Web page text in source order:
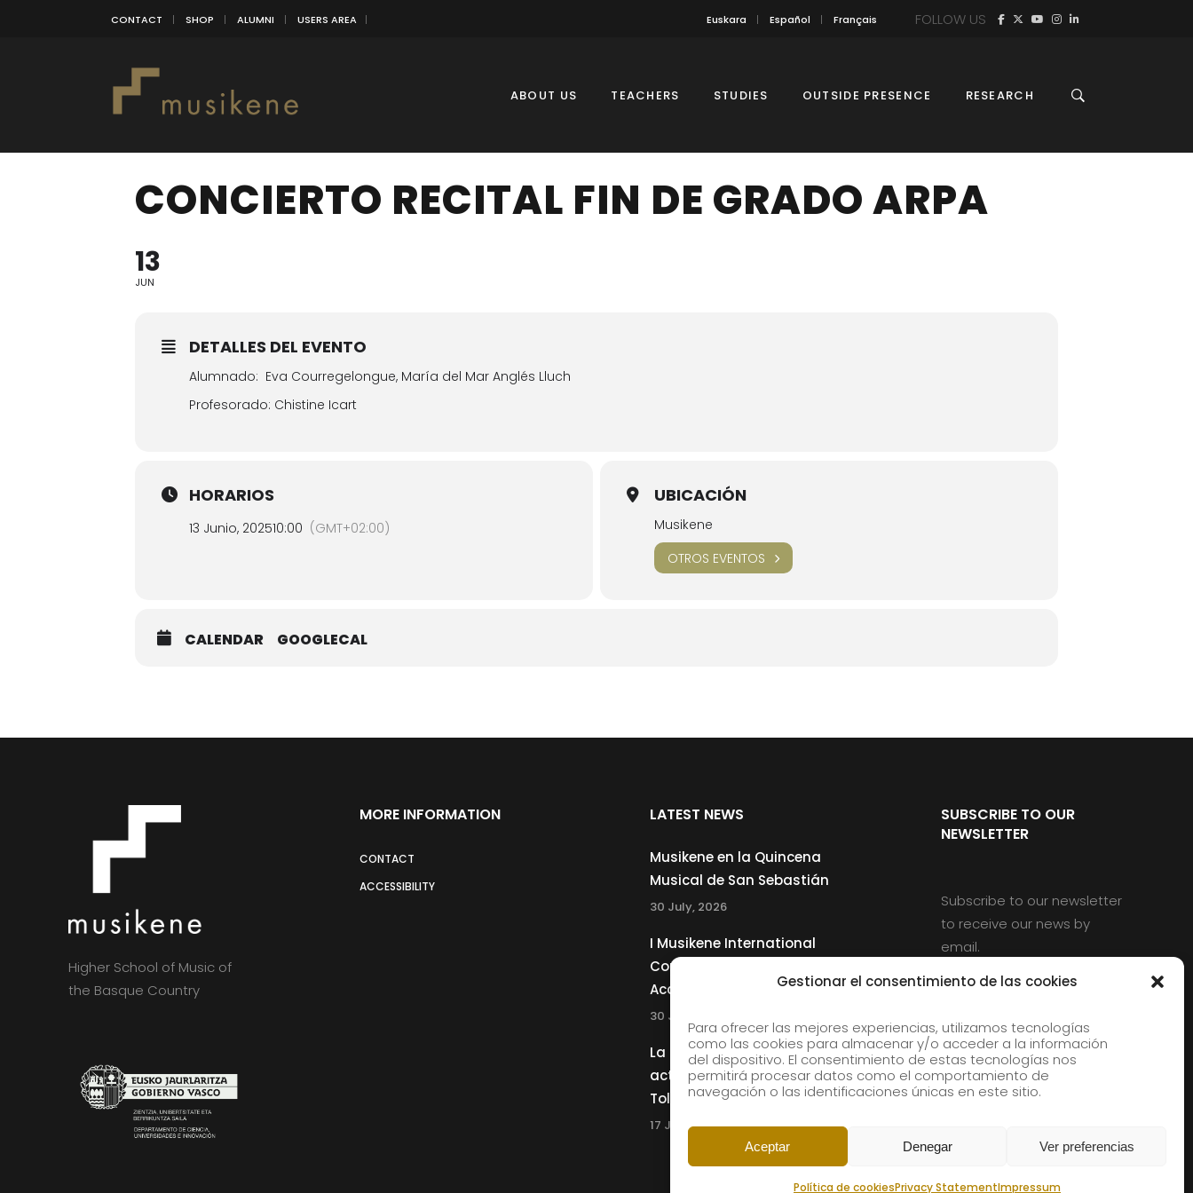
Gestionar el consentimiento de las cookies
Para ofrecer las mejores experiencias, utilizamos tecnologías
como las cookies para almacenar y/o acceder a la información
del dispositivo. El consentimiento de estas tecnologías nos
permitirá procesar datos como el comportamiento de
navegación o las identificaciones únicas en este sitio.
Aceptar Denegar Ver preferencias
Política de cookiesPrivacy StatementImpressum
CONTACT SHOP ALUMNI USERS AREA Euskara Español Français FOLLOW US
ABOUT US TEACHERS STUDIES OUTSIDE PRESENCE RESEARCH
CONCIERTO RECITAL FIN DE GRADO ARPA
13
JUN
DETALLES DEL EVENTO
Alumnado: Eva Courregelongue, María del Mar Anglés Lluch
Profesorado: Chistine Icart
HORARIOS
13 Junio, 202510:00 (GMT+02:00)
UBICACIÓN
Musikene
OTROS EVENTOS
CALENDAR GOOGLECAL
Higher School of Music of
the Basque Country
MORE INFORMATION
CONTACT
ACCESSIBILITY
LATEST NEWS
Musikene en la Quincena
Musical de San Sebastián
30 July, 2026
I Musikene International
Competition for Young
Accordionists
30 July, 2026
La Musikene Big Band
actuará junto a Charles
Tolliver en el 61 Jazzaldia
17 July, 2026
SUBSCRIBE TO OUR
NEWSLETTER
Subscribe to our newsletter
to receive our news by
email.